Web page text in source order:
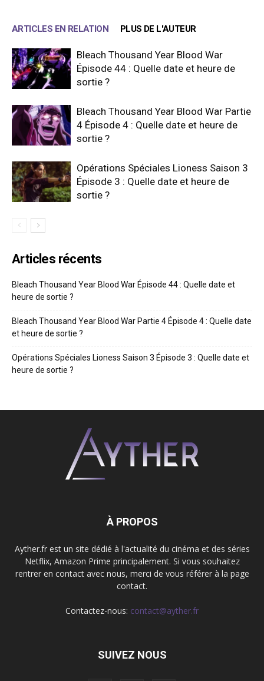
ARTICLES EN RELATION PLUS DE L'AUTEUR
Bleach Thousand Year Blood War
Épisode 44 : Quelle date et heure de
sortie ?
Bleach Thousand Year Blood War Partie
4 Épisode 4 : Quelle date et heure de
sortie ?
Opérations Spéciales Lioness Saison 3
Épisode 3 : Quelle date et heure de
sortie ?
Articles récents
Bleach Thousand Year Blood War Épisode 44 : Quelle date et
heure de sortie ?
Bleach Thousand Year Blood War Partie 4 Épisode 4 : Quelle date
et heure de sortie ?
Opérations Spéciales Lioness Saison 3 Épisode 3 : Quelle date et
heure de sortie ?
À PROPOS
Ayther.fr est un site dédié à l'actualité du cinéma et des séries
Netflix, Amazon Prime principalement. Si vous souhaitez
rentrer en contact avec nous, merci de vous référer à la page
contact.
Contactez-nous: contact@ayther.fr
SUIVEZ NOUS